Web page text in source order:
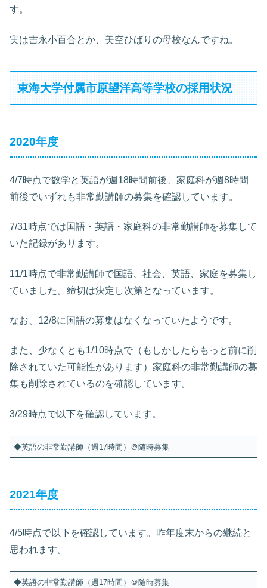
す。
実は吉永小百合とか、美空ひばりの母校なんですね。
東海大学付属市原望洋高等学校の採用状況
2020年度
4/7時点で数学と英語が週18時間前後、家庭科が週8時間
前後でいずれも非常勤講師の募集を確認しています。
7/31時点では国語・英語・家庭科の非常勤講師を募集して
いた記録があります。
11/1時点で非常勤講師で国語、社会、英語、家庭を募集し
ていました。締切は決定し次第となっています。
なお、12/8に国語の募集はなくなっていたようです。
また、少なくとも1/10時点で（もしかしたらもっと前に削
除されていた可能性があります）家庭科の非常勤講師の募
集も削除されているのを確認しています。
3/29時点で以下を確認しています。
◆英語の非常勤講師（週17時間）＠随時募集
2021年度
4/5時点で以下を確認しています。昨年度末からの継続と
思われます。
◆英語の非常勤講師（週17時間）＠随時募集